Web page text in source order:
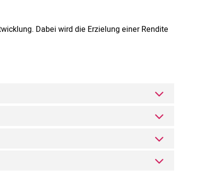
Dabei wird die Erzielung einer Rendite